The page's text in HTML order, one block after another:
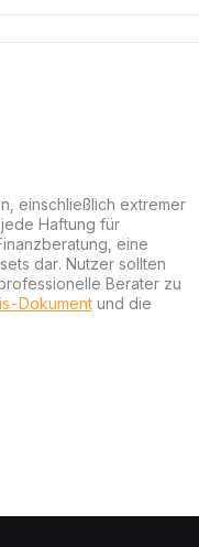
einschließlich extremer
Haftung für
eine
dar. Nutzer sollten
Berater zu
Dokument und die